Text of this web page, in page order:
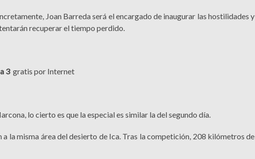
Joan Barreda será el encargado de inaugurar las hostilidades y
recuperar el tiempo perdido.
3gratis por Internet
lo cierto es que la especial es similar la del segundo día.
la misma área del desierto de Ica. Tras la competición, 208 kilómetros de